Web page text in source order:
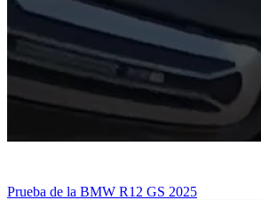
Prueba de la BMW R12 GS 2025